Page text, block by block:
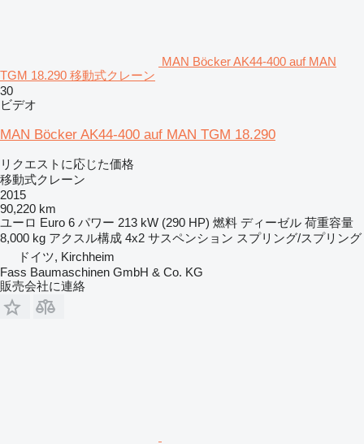
MAN Böcker AK44-400 auf MAN
TGM 18.290 移動式クレーン
30
ビデオ
MAN Böcker AK44-400 auf MAN TGM 18.290
リクエストに応じた価格
移動式クレーン
2015
90,220 km
ユーロ Euro 6 パワー 213 kW (290 HP) 燃料 ディーゼル 荷重容量
8,000 kg アクスル構成 4x2 サスペンション スプリング/スプリング
ドイツ, Kirchheim
Fass Baumaschinen GmbH & Co. KG
販売会社に連絡